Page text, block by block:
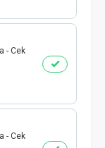
- Cek
- Cek